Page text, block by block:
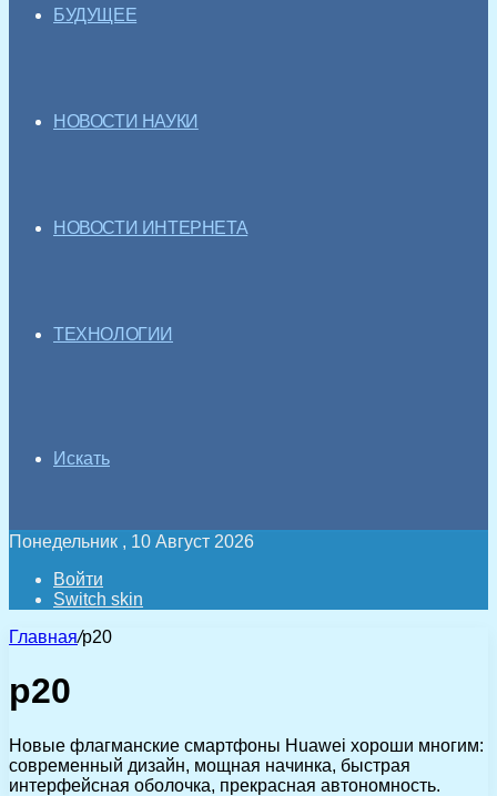
БУДУЩЕЕ
НОВОСТИ НАУКИ
НОВОСТИ ИНТЕРНЕТА
ТЕХНОЛОГИИ
Искать
Понедельник , 10 Август 2026
Войти
Switch skin
Главная/p20
p20
Новые флагманские смартфоны Huawei хороши многим:
современный дизайн, мощная начинка, быстрая
интерфейсная оболочка, прекрасная автономность.